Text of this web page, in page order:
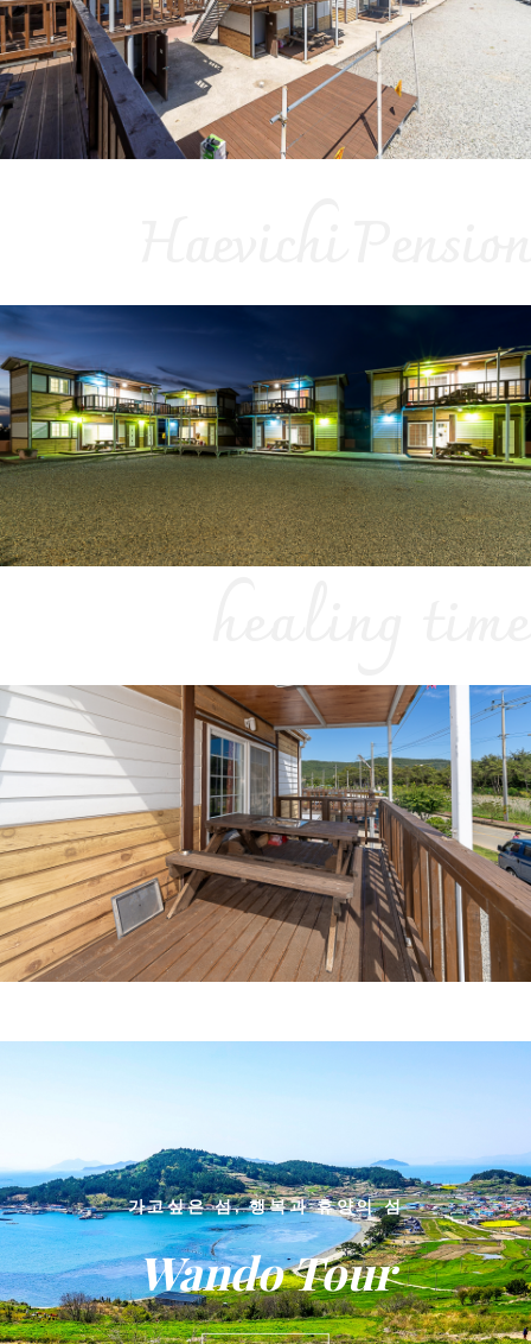
가고싶은 섬, 행복과 휴양의 섬
Wando Tour